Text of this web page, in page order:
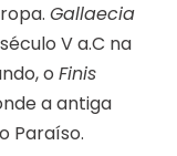
Gallaecia
V a.C na
o Finis
a antiga
Paraíso.